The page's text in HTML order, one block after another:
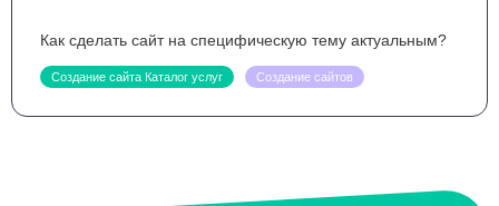
Как сделать сайт на специфическую тему актуальным?
Создание сайта Каталог услуг Создание сайтов